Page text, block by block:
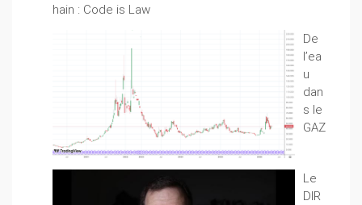
hain : Code is Law
De
l’ea
u
dan
s le
GAZ
Le
DIR